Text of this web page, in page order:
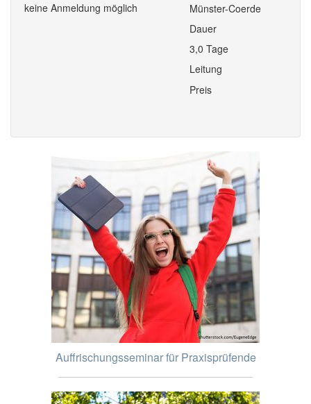
keine Anmeldung möglich
Münster-Coerde
Dauer
3,0 Tage
Leitung
Preis
Auffrischungsseminar für Praxisprüfende